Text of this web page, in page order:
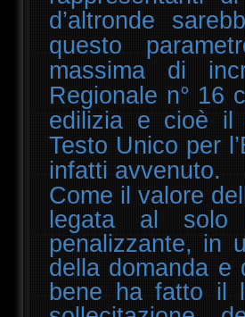
d’altronde
questo
massima di
Regionale n° 16
edilizia e cioè il
Testo Unico per
infatti avvenuto.
Come il valore
legata al solo
penalizzante, in
della domanda e
bene ha fatto il